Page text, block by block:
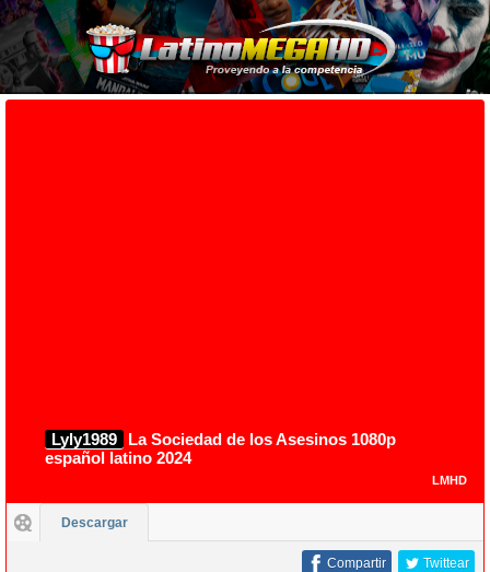
Lyly1989
La Sociedad de los Asesinos 1080p
español latino 2024
LMHD
Descargar
Twittear
Compartir